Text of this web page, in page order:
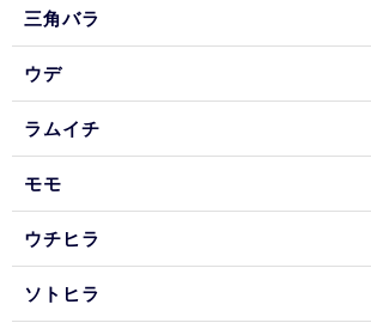
三角バラ
ウデ
ラムイチ
モモ
ウチヒラ
ソトヒラ